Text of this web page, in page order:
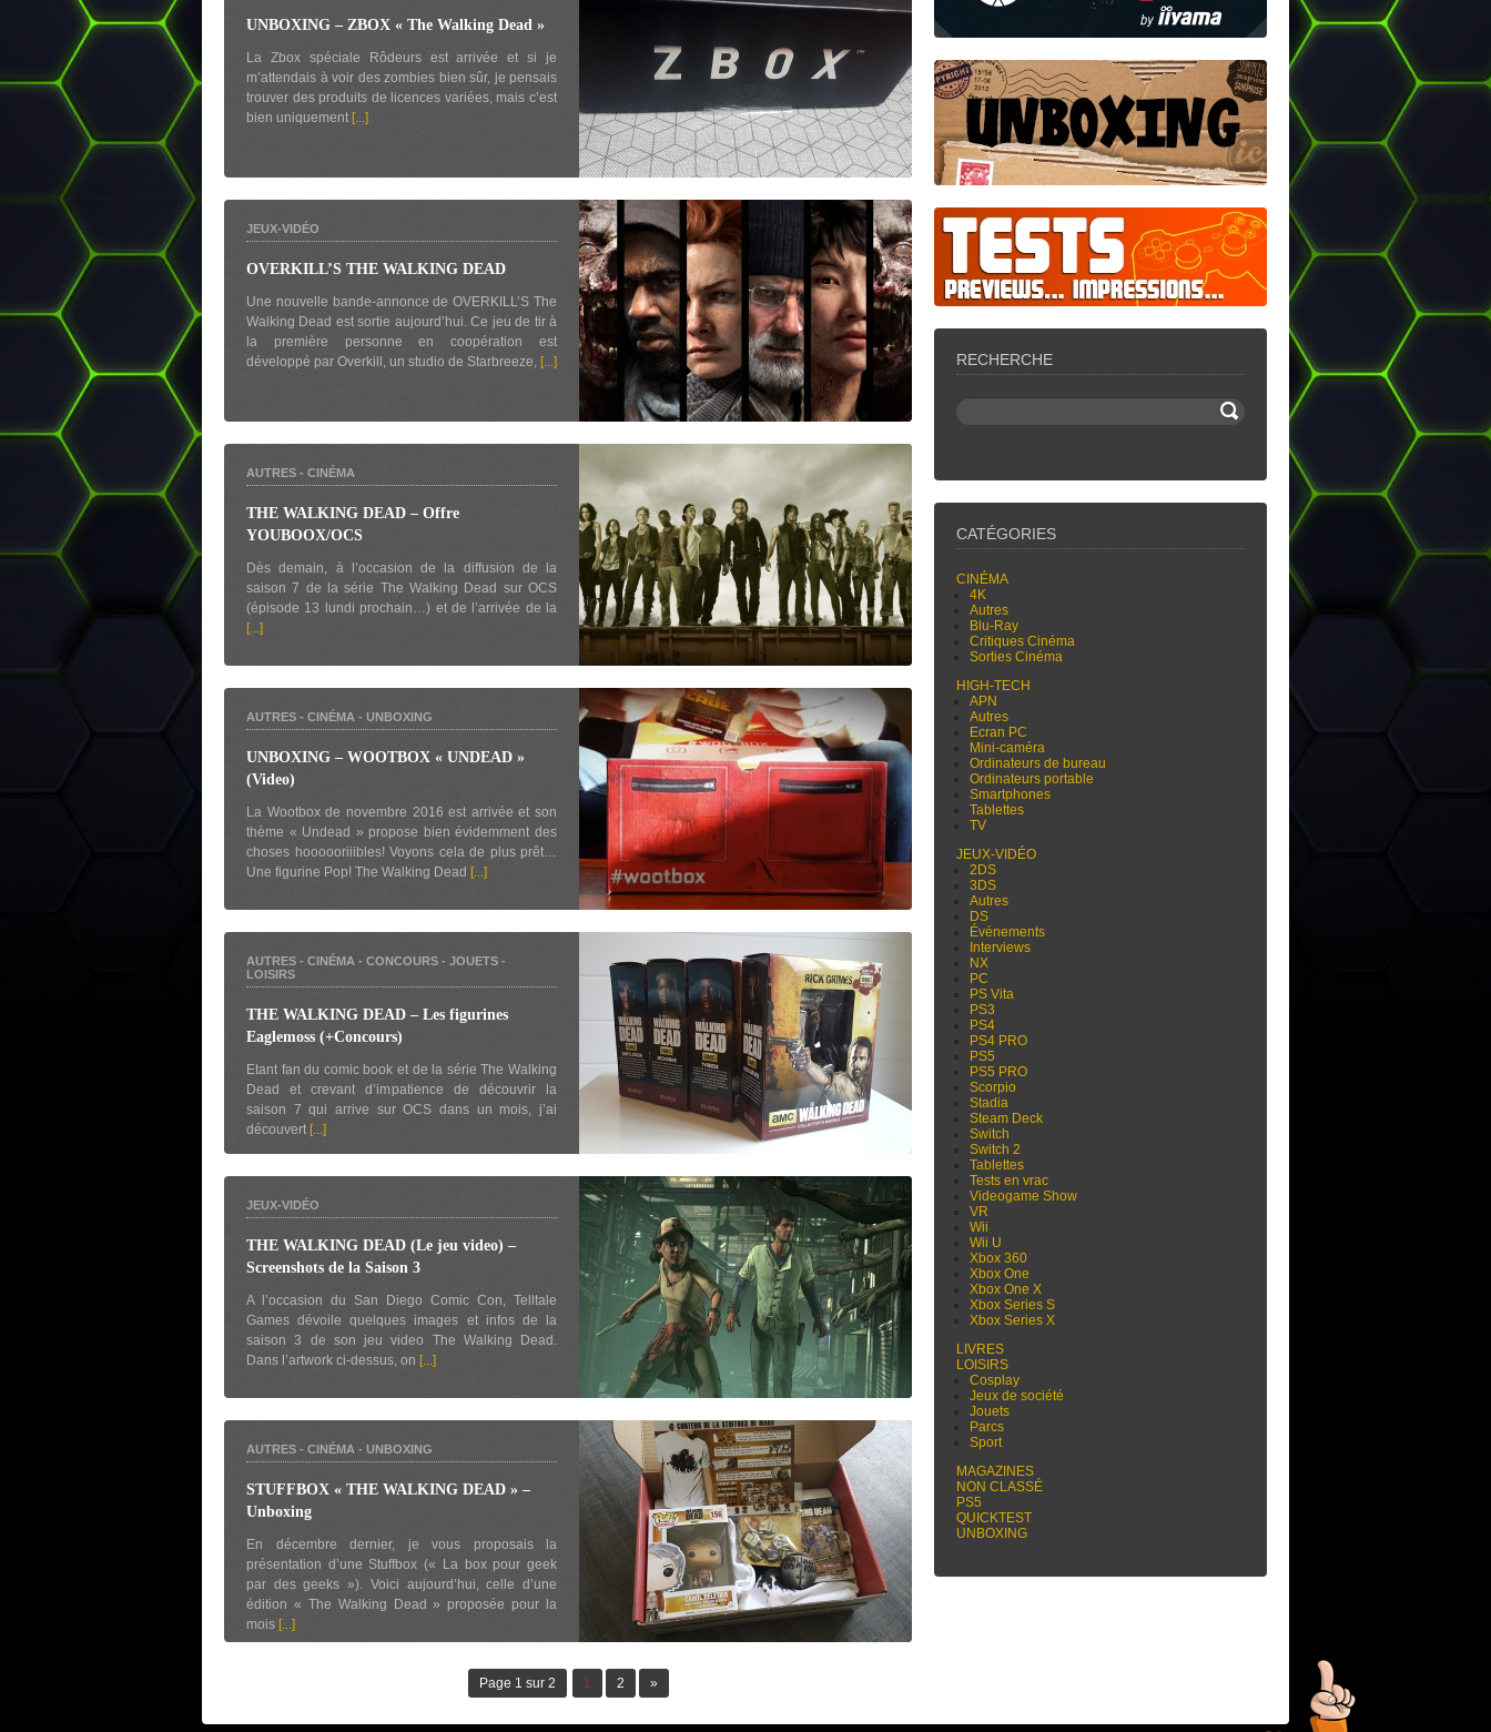
UNBOXING – ZBOX « The Walking Dead »
La Zbox spéciale Rôdeurs est arrivée et si je
m’attendais à voir des zombies bien sûr, je pensais
trouver des produits de licences variées, mais c’est
bien uniquement [...]
JEUX-VIDÉO
OVERKILL’S THE WALKING DEAD
Une nouvelle bande-annonce de OVERKILL’S The
Walking Dead est sortie aujourd’hui. Ce jeu de tir à
la première personne en coopération est
développé par Overkill, un studio de Starbreeze, [...]
AUTRES - CINÉMA
THE WALKING DEAD – Offre
YOUBOOX/OCS
Dès demain, à l’occasion de la diffusion de la
saison 7 de la série The Walking Dead sur OCS
(épisode 13 lundi prochain…) et de l’arrivée de la
[...]
AUTRES - CINÉMA - UNBOXING
UNBOXING – WOOTBOX « UNDEAD »
(Video)
La Wootbox de novembre 2016 est arrivée et son
thème « Undead » propose bien évidemment des
choses hoooooriiibles! Voyons cela de plus prêt…
Une figurine Pop! The Walking Dead [...]
AUTRES - CINÉMA - CONCOURS - JOUETS -
LOISIRS
THE WALKING DEAD – Les figurines
Eaglemoss (+Concours)
Etant fan du comic book et de la série The Walking
Dead et crevant d’impatience de découvrir la
saison 7 qui arrive sur OCS dans un mois, j’ai
découvert [...]
JEUX-VIDÉO
THE WALKING DEAD (Le jeu video) –
Screenshots de la Saison 3
A l’occasion du San Diego Comic Con, Telltale
Games dévoile quelques images et infos de la
saison 3 de son jeu video The Walking Dead.
Dans l’artwork ci-dessus, on [...]
AUTRES - CINÉMA - UNBOXING
STUFFBOX « THE WALKING DEAD » –
Unboxing
En décembre dernier, je vous proposais la
présentation d’une Stuffbox (« La box pour geek
par des geeks »). Voici aujourd’hui, celle d’une
édition « The Walking Dead » proposée pour la
mois [...]
Page 1 sur 2 1 2 »
RECHERCHE
CATÉGORIES
CINÉMA
4K
Autres
Blu-Ray
Critiques Cinéma
Sorties Cinéma
HIGH-TECH
APN
Autres
Ecran PC
Mini-caméra
Ordinateurs de bureau
Ordinateurs portable
Smartphones
Tablettes
TV
JEUX-VIDÉO
2DS
3DS
Autres
DS
Événements
Interviews
NX
PC
PS Vita
PS3
PS4
PS4 PRO
PS5
PS5 PRO
Scorpio
Stadia
Steam Deck
Switch
Switch 2
Tablettes
Tests en vrac
Videogame Show
VR
Wii
Wii U
Xbox 360
Xbox One
Xbox One X
Xbox Series S
Xbox Series X
LIVRES
LOISIRS
Cosplay
Jeux de société
Jouets
Parcs
Sport
MAGAZINES
NON CLASSÉ
PS5
QUICKTEST
UNBOXING